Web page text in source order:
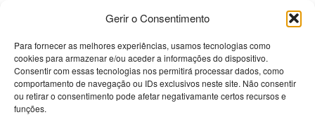
Gerir o Consentimento
Para fornecer as melhores experiências, usamos tecnologias como
cookies para armazenar e/ou aceder a informações do dispositivo.
Consentir com essas tecnologias nos permitirá processar dados, como
comportamento de navegação ou IDs exclusivos neste site. Não consentir
ou retirar o consentimento pode afetar negativamante certos recursos e
funções.
TAMPÃO HIGIÊNICO
TINTA CORPORAL COMESTÍVEL
POTENCIADORES
PRESERVATIVOS
SM & BONDAGE